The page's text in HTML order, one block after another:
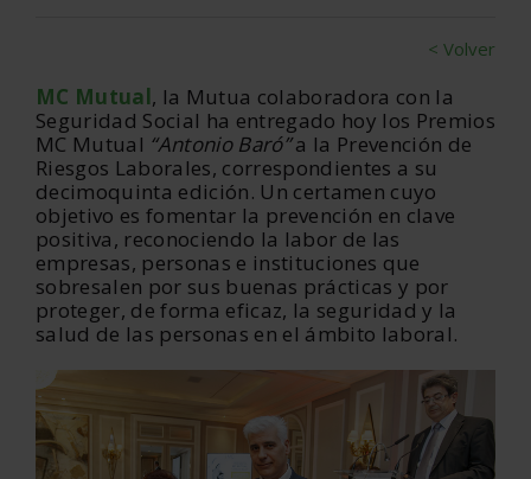
< Volver
MC Mutual, la Mutua colaboradora con la
Seguridad Social ha entregado hoy los Premios
MC Mutual “Antonio Baró”a la Prevención de
Riesgos Laborales, correspondientes a su
decimoquinta edición. Un certamen cuyo
objetivo es fomentar la prevención en clave
positiva, reconociendo la labor de las
empresas, personas e instituciones que
sobresalen por sus buenas prácticas y por
proteger, de forma eficaz, la seguridad y la
salud de las personas en el ámbito laboral.